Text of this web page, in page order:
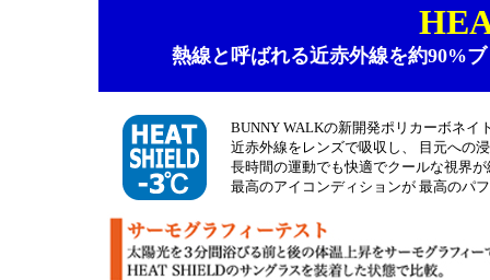
熱線と呼ばれる近赤外線を約90%
BUNNY WALKの新開発ポリカーボネイ
近赤外線をレンズで吸収し、 目元への
長時間の運動でも快適でクールな視界が
最高のアイコンディションが 最高のパ